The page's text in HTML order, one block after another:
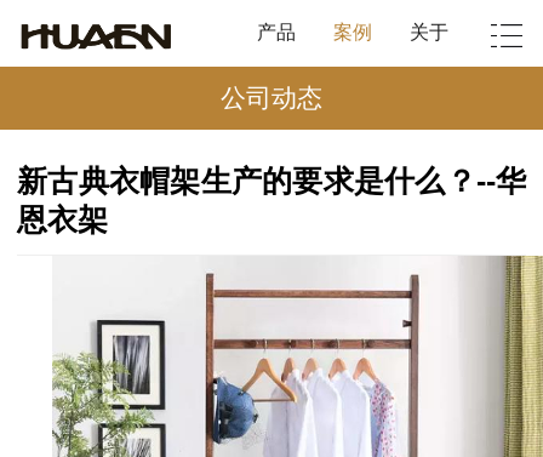
产品 案例 关于
公司动态
新古典衣帽架生产的要求是什么？--华
恩衣架